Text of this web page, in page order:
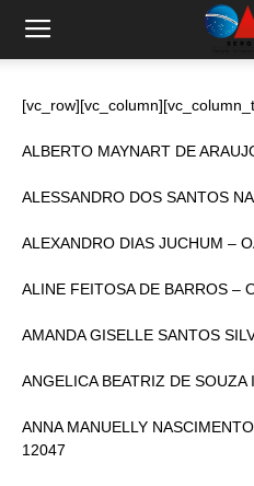
ALBERTO MAYNART DE
ALESSANDRO DOS SANTOS
ALEXANDRO DIAS JUCHUM –
ALINE FEITOSA DE BARROS –
AMANDA GISELLE SANTOS
ANGELICA BEATRIZ DE
ANNA MANUELLY
12047